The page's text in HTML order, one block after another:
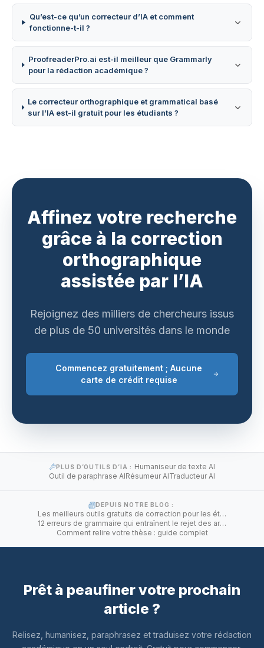
Qu’est-ce qu’un correcteur d’IA et comment
fonctionne-t-il ?
ProofreaderPro.ai est-il meilleur que Grammarly
pour la rédaction académique ?
Le correcteur orthographique et grammatical basé
sur l’IA est-il gratuit pour les étudiants ?
Affinez votre recherche
grâce à la correction
orthographique
assistée par l’IA
Rejoignez des milliers de chercheurs issus
de plus de 50 universités dans le monde
Commencez gratuitement ; Aucune
carte de crédit requise
PLUS D’OUTILS D’IA : Humaniseur de texte AI
Outil de paraphrase AIRésumeur AITraducteur AI
DEPUIS NOTRE BLOG :
Les meilleurs outils gratuits de correction pour les étudiants en 2026
12 erreurs de grammaire qui entraînent le rejet des articles de recherche
Comment relire votre thèse : guide complet
Prêt à peaufiner votre prochain
article ?
Relisez, humanisez, paraphrasez et traduisez votre rédaction